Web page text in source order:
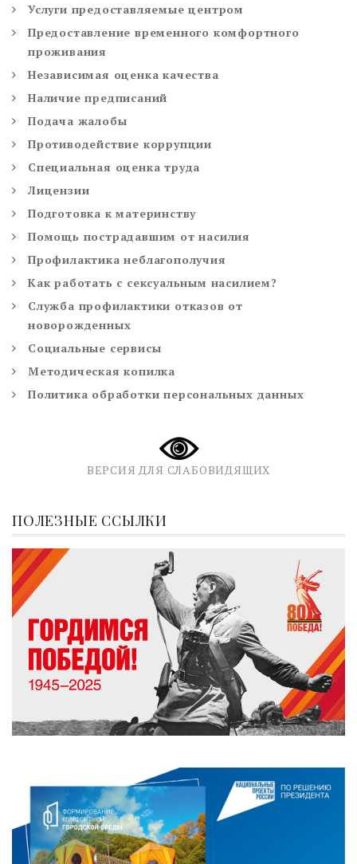
Услуги предоставляемые центром
Предоставление временного комфортного
проживания
Независимая оценка качества
Наличие предписаний
Подача жалобы
Противодействие коррупции
Специальная оценка труда
Лицензии
Подготовка к материнству
Помощь пострадавшим от насилия
Профилактика неблагополучия
Как работать с сексуальным насилием?
Служба профилактики отказов от
новорожденных
Социальные сервисы
Методическая копилка
Политика обработки персональных данных
ВЕРСИЯ ДЛЯ СЛАБОВИДЯЩИХ
ПОЛЕЗНЫЕ ССЫЛКИ